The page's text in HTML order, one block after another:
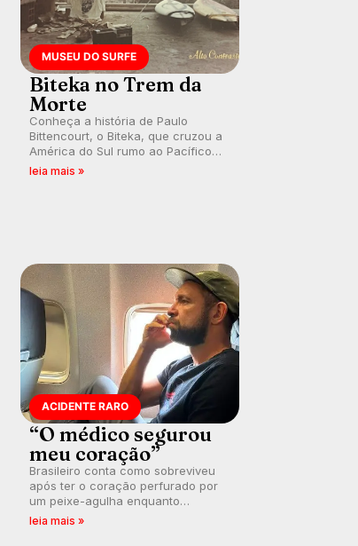
MUSEU DO SURFE
Biteka no Trem da
Morte
Conheça a história de Paulo
Bittencourt, o Biteka, que cruzou a
América do Sul rumo ao Pacífico
em uma jornada que se tornou um
leia mais »
ACIDENTE RARO
“O médico segurou
meu coração”
Brasileiro conta como sobreviveu
após ter o coração perfurado por
um peixe-agulha enquanto
surfava na Costa Rica.
leia mais »